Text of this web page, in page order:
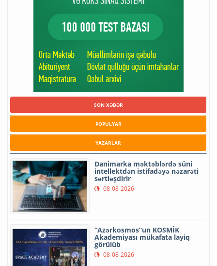
SON XƏBƏR
POPULYAR
YAZARLAR
Danimarka məktəblərdə süni
intellektdən istifadəyə nəzarəti
sərtləşdirir
08-08-2026
“Azərkosmos”un KOSMİK
Akademiyası mükafata layiq
görülüb
08-08-2026